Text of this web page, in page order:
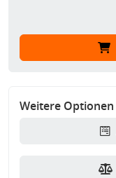
Weitere Optionen